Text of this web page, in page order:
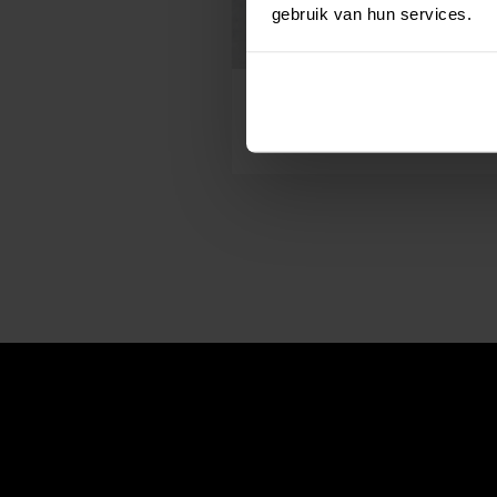
gebruik van hun services.